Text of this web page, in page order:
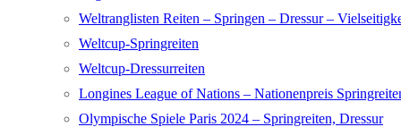
Weltranglisten Reiten – Springen – Dressur –
Weltcup-Springreiten
Weltcup-Dressurreiten
Longines League of Nations – Nationenpreis
Olympische Spiele Paris 2024 – Springreiten, Dressur